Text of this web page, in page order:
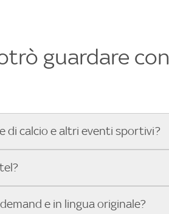
guardare
calcio e altri eventi sportivi?
partite di Serie A, UEFA Champions
una vasta selezione di film
e in lingua originale?